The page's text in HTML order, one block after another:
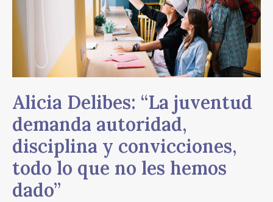
Alicia Delibes: “La juventud
demanda autoridad,
disciplina y convicciones,
todo lo que no les hemos
dado”
autoridad,
disciplina
convicciones,
lo
que
no
les
hemos
dado”